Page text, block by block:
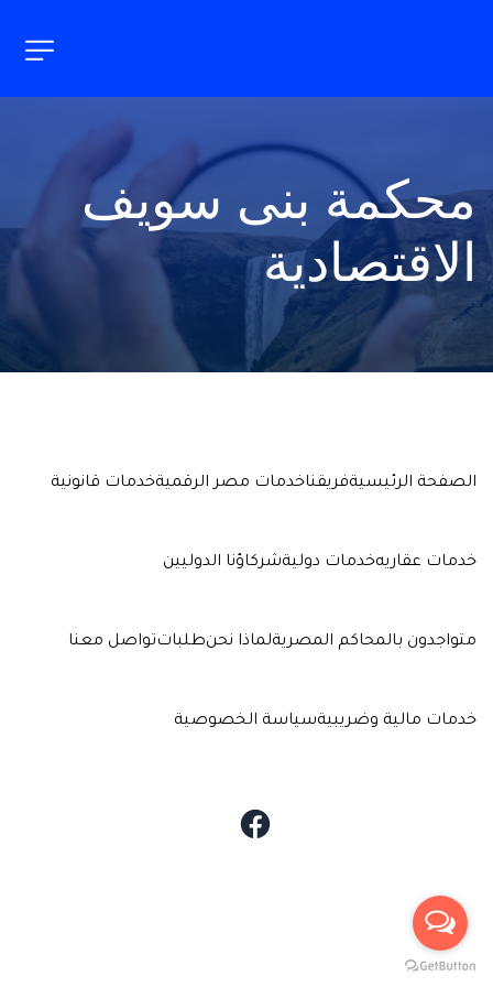
الاقتصادية
الصفحة الرئيسيةفريقناخدمات مصر الرقميةخدمات قانونية
خدمات عقاريهخدمات دوليةشركاؤنا الدوليين
متواجدون بالمحاكم المصريةلماذا نحنطلباتتواصل معنا
خدمات مالية وضريبيةسياسة الخصوصية